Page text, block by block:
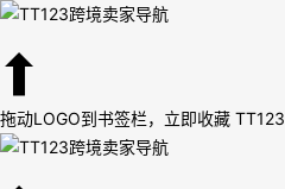
拖动LOGO到书签栏，立即收藏 TT123